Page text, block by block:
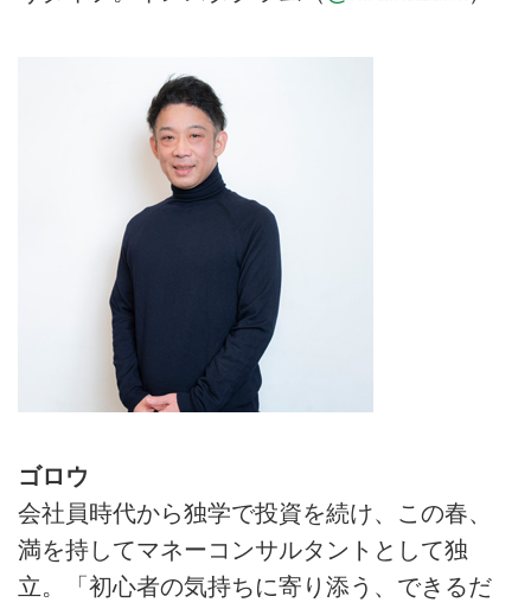
ゴロウ
会社員時代から独学で投資を続け、この春、
満を持してマネーコンサルタントとして独
立。「初心者の気持ちに寄り添う、できるだ